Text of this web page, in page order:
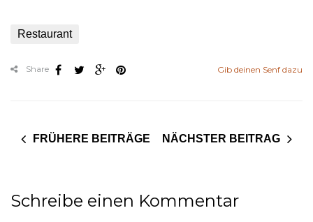
Restaurant
Gib deinen Senf dazu
Share
FRÜHERE BEITRÄGE NÄCHSTER BEITRAG
Schreibe einen Kommentar